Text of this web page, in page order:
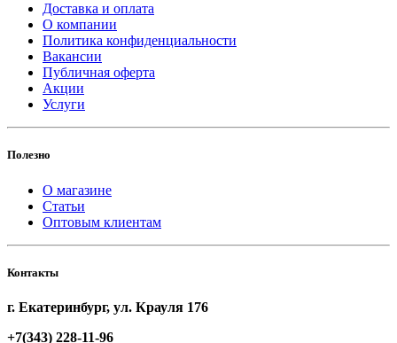
Доставка и оплата
О компании
Политика конфиденциальности
Вакансии
Публичная оферта
Акции
Услуги
Полезно
О магазине
Статьи
Оптовым клиентам
Контакты
г. Екатеринбург, ул. Крауля 176
+7(343) 228-11-96